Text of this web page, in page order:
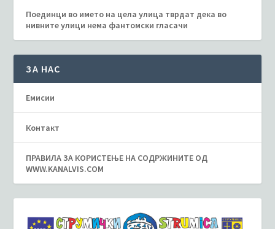
Поединци во името на цела улица тврдат дека во
нивните улици нема фантомски гласачи
ЗА НАС
Емисии
Контакт
ПРАВИЛА ЗА КОРИСТЕЊЕ НА СОДРЖИНИТЕ ОД
WWW.KANALVIS.COM